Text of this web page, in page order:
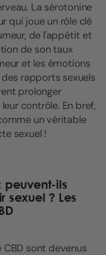
La sérotonine
qui joue un rôle clé
de l'appétit et
de son taux
et les émotions
rapports sexuels
prolonger
contrôle. En bref,
un véritable
sexuel !
peuvent-ils
sexuel ? Les
sont devenus